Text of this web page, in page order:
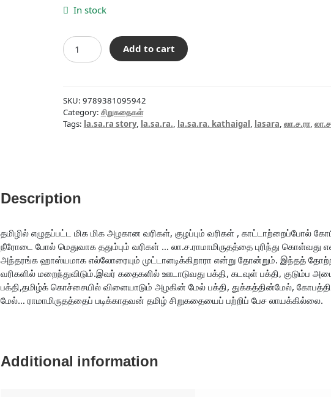
In stock
லா.ச.
ராமாமிருதம்
தொகுதி)
quantity
Add to cart
SKU: 9789381095942
Category: சிறுகதைகள்
Tags: la.sa.ra story, la.sa.ra., la.sa.ra. kathaigal, lasara, லா.ச.ரா,
Description
தமிழில் எழுதப்பட்ட மிக மிக அழகான வரிகள், குழப்பும் வரிகள் , காட்டாற்றைப்போல்
நீரோடை போல் மெதுவாக ததும்பும் வரிகள் … லா.ச.ராமாமிருதத்தை புரிந்து கொள்வது
அந்தரங்க ஹாஸ்யமாக எல்லோரையும் முட்டாளடிக்கிறாரா என்று தோன்றும். இந்தத்
வரிகளில் மறைந்துவிடும்.இவர் கதைகளில் ஊடாடுவது பக்தி, கடவுள் பக்தி, குடும்ப
பக்தி,தமிழ்க் கொச்சையில் விளையாடும் அழகின் மேல் பக்தி, துக்கத்தின்மேல்,
மேல்… ராமாமிருதத்தைப் படிக்காதவன் தமிழ் சிறுகதையைப் பற்றிப் பேச லாயக்கில்லை.
Additional information